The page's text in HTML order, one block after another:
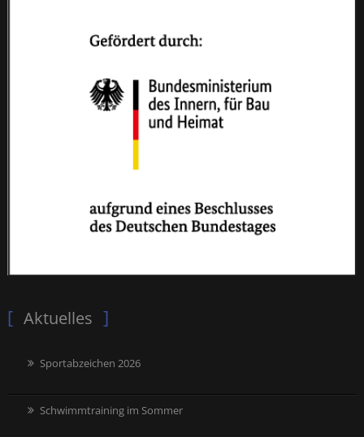
Aktuelles
Sportabzeichen 2026
Schwimmtraining im Sommer